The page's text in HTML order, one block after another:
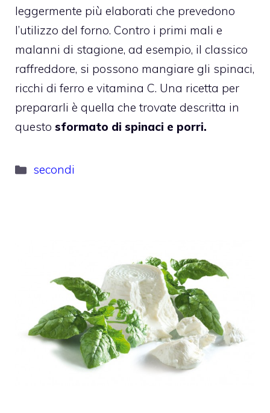
leggermente più elaborati che prevedono
l’utilizzo del forno. Contro i primi mali e
malanni di stagione, ad esempio, il classico
raffreddore, si possono mangiare gli spinaci,
ricchi di ferro e vitamina C. Una ricetta per
prepararli è quella che trovate descritta in
questo sformato di spinaci e porri.
Categorie
secondi